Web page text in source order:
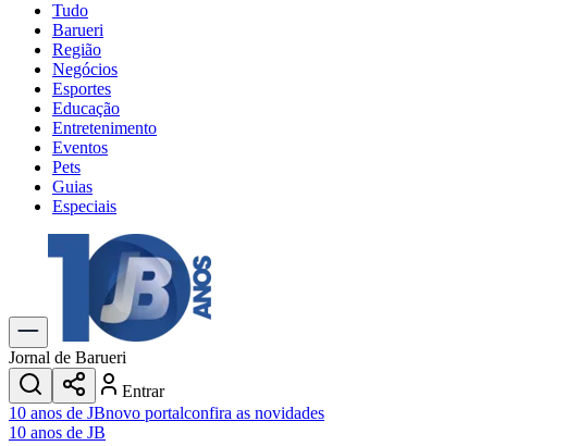
Tudo
Barueri
Região
Negócios
Esportes
Educação
Entretenimento
Eventos
Pets
Guias
Especiais
Explore Tudo
Últimas Notícias
Previsão do Tempo
Trânsito e Rotas
Dia a Dia & Lazer
Transportes
Gastronomia
Cinema & Shows
JogosNovo
Jornal de Barueri
Entrar
10 anos de JBnovo portalconfira as novidades
10 anos de JB